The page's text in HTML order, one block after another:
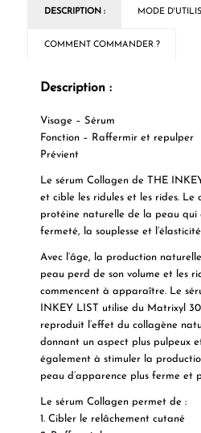
DESCRIPTION : MODE
COMMENT COMMANDER ?
Description :
Visage – Sérum
Fonction – Raffermir et repulper
Prévient
Le sérum Collagen de THE
et cible les ridules et les rides. Le
protéine naturelle de la peau
fermeté, la souplesse et
Avec l’âge, la production
peau perd de son volume et les
commencent à apparaître. Le
INKEY LIST utilise du Matrixyl
reproduit l’effet du collagène
donnant un aspect plus pulpeux
également à stimuler la
peau d’apparence plus ferme et
Le sérum Collagen permet de :
1. Cibler le relâchement cutané